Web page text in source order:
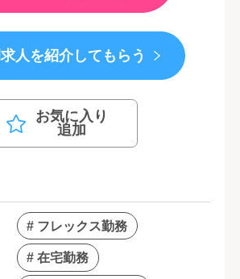
人を紹介してもらう
お気に入り
追加
# フレックス勤務
# 在宅勤務